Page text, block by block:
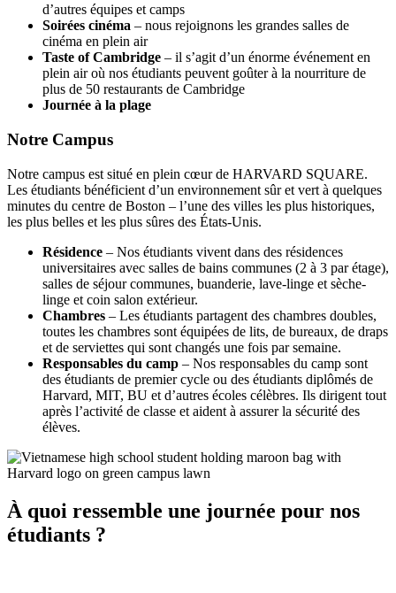
d’autres équipes et camps
Soirées cinéma – nous rejoignons les grandes salles de
cinéma en plein air
Taste of Cambridge – il s’agit d’un énorme événement en
plein air où nos étudiants peuvent goûter à la nourriture de
plus de 50 restaurants de Cambridge
Journée à la plage
Notre Campus
Notre campus est situé en plein cœur de HARVARD SQUARE.
Les étudiants bénéficient d’un environnement sûr et vert à quelques
minutes du centre de Boston – l’une des villes les plus historiques,
les plus belles et les plus sûres des États-Unis.
Résidence – Nos étudiants vivent dans des résidences
universitaires avec salles de bains communes (2 à 3 par étage),
salles de séjour communes, buanderie, lave-linge et sèche-
linge et coin salon extérieur.
Chambres – Les étudiants partagent des chambres doubles,
toutes les chambres sont équipées de lits, de bureaux, de draps
et de serviettes qui sont changés une fois par semaine.
Responsables du camp – Nos responsables du camp sont
des étudiants de premier cycle ou des étudiants diplômés de
Harvard, MIT, BU et d’autres écoles célèbres. Ils dirigent tout
après l’activité de classe et aident à assurer la sécurité des
élèves.
À quoi ressemble une journée pour nos
étudiants ?